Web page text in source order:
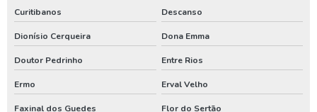
Renovação de outorga de poço
Renovação de outorga de poço artesiano
Requerimento de outorga de direito de uso das águas
Serviço de limpeza de poço artesiano
Curitibanos Descanso
Dionísio Cerqueira Dona Emma
Doutor Pedrinho Entre Rios
Ermo Erval Velho
Faxinal dos Guedes Flor do Sertão